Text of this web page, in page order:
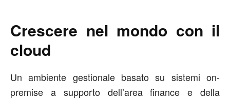
Crescere nel mondo con il
cloud
Un ambiente gestionale basato su sistemi on-
premise a supporto dell’area finance e della